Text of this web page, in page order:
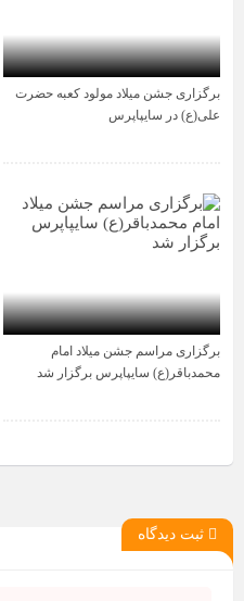
1 سال قبل
برگزاری جشن میلاد مولود کعبه حضرت
علی(ع) در سایپاپرس
1 سال قبل
برگزاری مراسم جشن میلاد امام
محمدباقر(ع) سایپاپرس برگزار شد
ثبت دیدگاه